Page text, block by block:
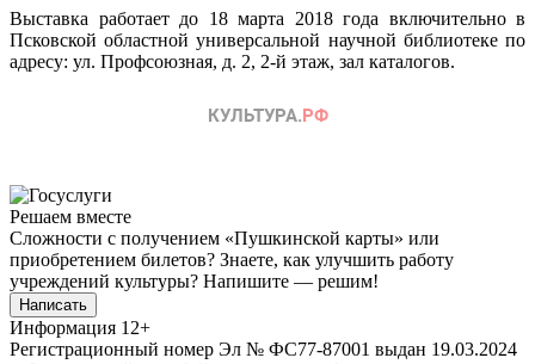
Выставка работает до 18 марта 2018 года включительно в
Псковской областной универсальной научной библиотеке по
адресу: ул. Профсоюзная, д. 2, 2-й этаж, зал каталогов.
Решаем вместе
Сложности с получением «Пушкинской карты» или
приобретением билетов? Знаете, как улучшить работу
учреждений культуры? Напишите — решим!
Написать
Информация 12+
Регистрационный номер Эл № ФС77-87001 выдан 19.03.2024